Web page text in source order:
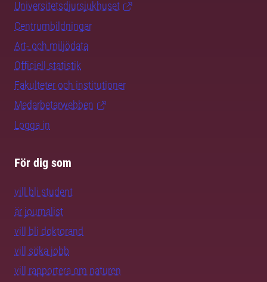
Universitetsdjursjukhuset
Centrumbildningar
Art- och miljödata
Officiell statistik
Fakulteter och institutioner
Medarbetarwebben
Logga in
För dig som
vill bli student
är journalist
vill bli doktorand
vill söka jobb
vill rapportera om naturen